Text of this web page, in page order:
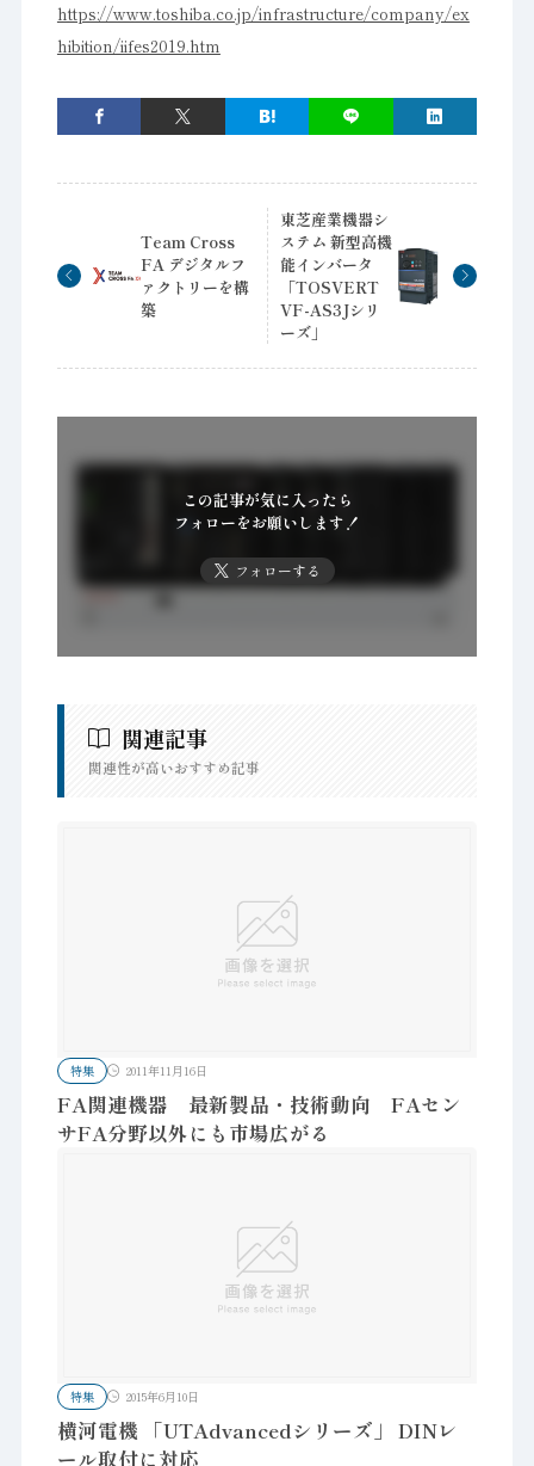
https://www.toshiba.co.jp/infrastructure/company/ex
hibition/iifes2019.htm
Team Cross
FA デジタルフ
ァクトリーを構
築
東芝産業機器シ
ステム 新型高機
能インバータ
「TOSVERT
VF-AS3Jシリ
ーズ」
この記事が気に入ったら
フォローをお願いします！
フォローする
関連記事
関連性が高いおすすめ記事
特集 2011年11月16日
FA関連機器 最新製品・技術動向 FAセン
サFA分野以外にも市場広がる
特集 2015年6月10日
横河電機 「UTAdvancedシリーズ」 DINレ
ール取付に対応